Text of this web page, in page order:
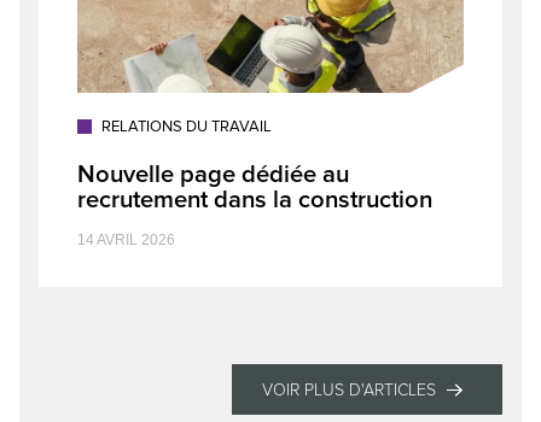
RELATIONS DU TRAVAIL
Nouvelle page dédiée au
recrutement dans la construction
14 AVRIL 2026
VOIR PLUS D'ARTICLES